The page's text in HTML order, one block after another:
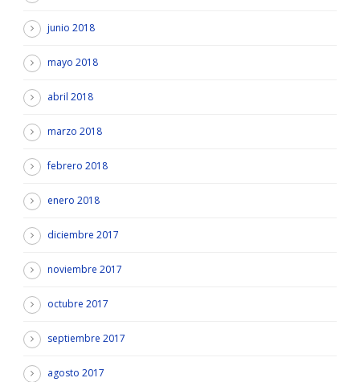
junio 2018
mayo 2018
abril 2018
marzo 2018
febrero 2018
enero 2018
diciembre 2017
noviembre 2017
octubre 2017
septiembre 2017
agosto 2017